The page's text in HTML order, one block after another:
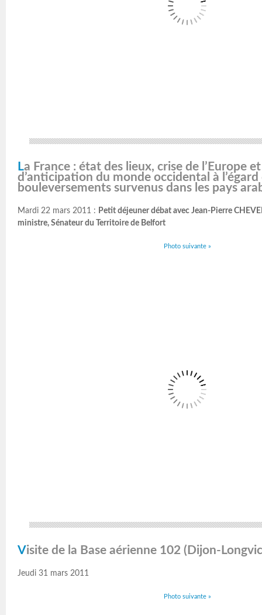
La France : état des lieux, crise de l’Europe et manque
d’anticipation du monde occidental à l’égard
bouleversements survenus dans les pays
Mardi 22 mars 2011 : Petit déjeuner débat avec Jean-Pierre
ministre, Sénateur du Territoire de Belfort
Photo suivante »
Visite de la Base aérienne 102 (Dijon-
Jeudi 31 mars 2011
Photo suivante »